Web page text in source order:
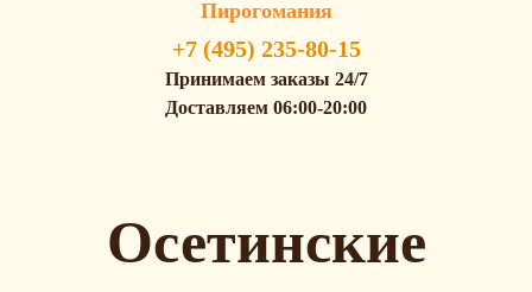
Пирогомания
+7 (495) 235-80-15
Принимаем заказы 24/7
Доставляем 06:00-20:00
Осетинские